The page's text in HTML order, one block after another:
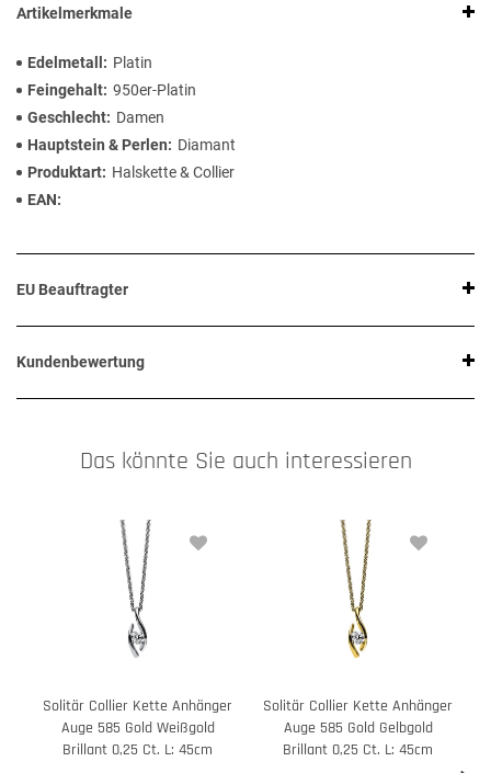
Artikelmerkmale
Edelmetall
Platin
Feingehalt 950er-Platin
Geschlecht
Damen
Hauptstein & Perlen
Diamant
Produktart
Halskette & Collier
EAN
EU Beauftragter
Kundenbewertung
Das könnte Sie auch interessieren
Solitär Collier Kette Anhänger
Auge 585 Gold Weißgold
Brillant 0,25 Ct. L: 45cm
Solitär Collier Kette Anhänger
Auge 585 Gold Gelbgold
Brillant 0,25 Ct. L: 45cm